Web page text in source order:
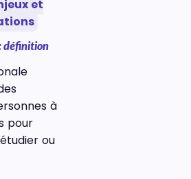
et
définition
à
pour
ou